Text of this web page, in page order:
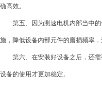
确高效。
第五、因为测速电机内部当中的
施，降低设备内部元件的磨损频率
第六、在安装好设备之后，还需
设备的使用才更加稳定。